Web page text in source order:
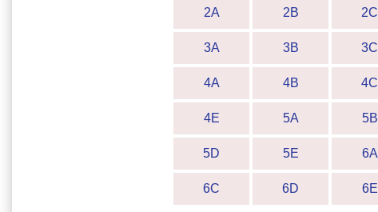
2A 2B 2C
3A 3B 3C
4A 4B 4C
4E 5A 5B
5D 5E 6A
6C 6D 6E